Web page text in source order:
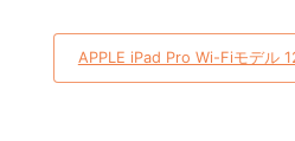
APPLE iPad Pro Wi-Fiモデル